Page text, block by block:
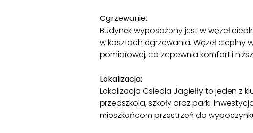
Ogrzewanie:
Budynek wyposażony jest w węzeł
w kosztach ogrzewania. Węzeł
pomiarowej, co zapewnia komfort i
Lokalizacja:
Lokalizacja Osiedla Jagiełły to jeden z
przedszkola, szkoły oraz parki.
mieszkańcom przestrzeń do